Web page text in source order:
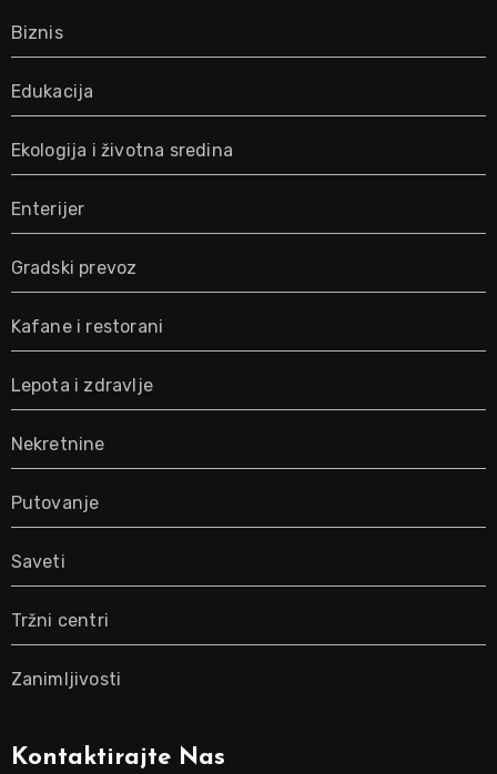
Biznis
Edukacija
Ekologija i životna sredina
Enterijer
Gradski prevoz
Kafane i restorani
Lepota i zdravlje
Nekretnine
Putovanje
Saveti
Tržni centri
Zanimljivosti
Kontaktirajte Nas